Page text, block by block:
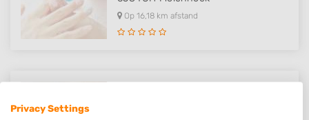
Op 16,18 km afstand
Privacy Settings